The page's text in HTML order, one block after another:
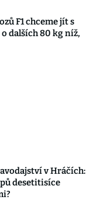
F1 chceme jít s
dalších 80 kg níž,
v Hráčích:
desetitisíce